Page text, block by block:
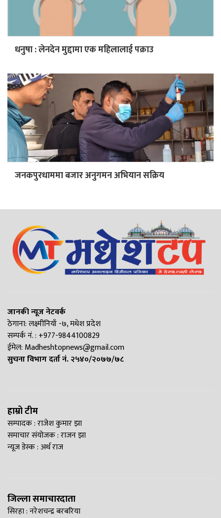
धनुषा : लेनदेन मुद्दामा एक महिलालाई पक्राउ
जनकपुरधाममा बजार अनुगमन अभियान सक्रिय
जानकी न्यूज नेटवर्क
ठेगाना: लक्ष्मीनियाँ -७, मधेश प्रदेश
सम्पर्क नं. : +977-9844100829
ईमेल: Madheshtopnews@gmail.com
सुचना विभाग दर्ता नं. २५४०/२०७७/७८
हाम्रो टीम
सम्पादक : राजेश कुमार झा
समाचार संयोजक : राजन झा
न्यूज डेस्क : अर्थ राज
जिल्ला समाचारदाता
सिरहा : नरेशचन्द्र बरबरिया